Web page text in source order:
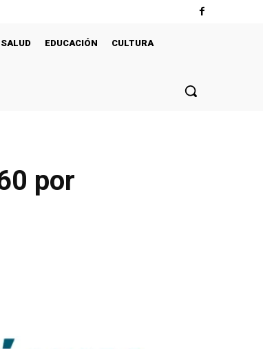
SALUD EDUCACIÓN
CULTURA
por